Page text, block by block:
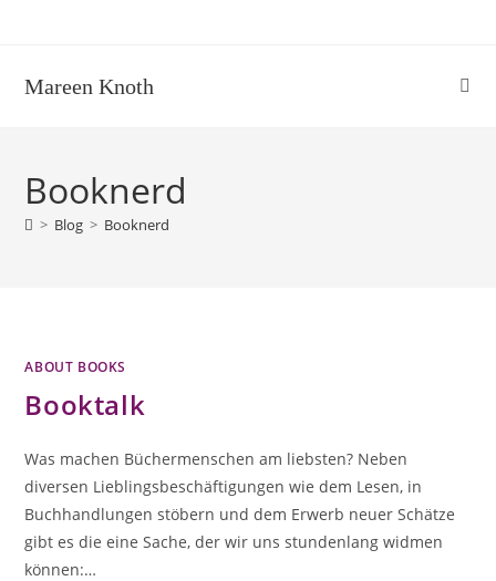
Mareen Knoth
Booknerd
> Blog > Booknerd
ABOUT BOOKS
Booktalk
Was machen Büchermenschen am liebsten? Neben
diversen Lieblingsbeschäftigungen wie dem Lesen, in
Buchhandlungen stöbern und dem Erwerb neuer Schätze
gibt es die eine Sache, der wir uns stundenlang widmen
können:…